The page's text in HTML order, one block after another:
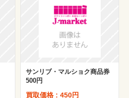
サンリブ・マルショク商品券
500円
買取価格 : 450円